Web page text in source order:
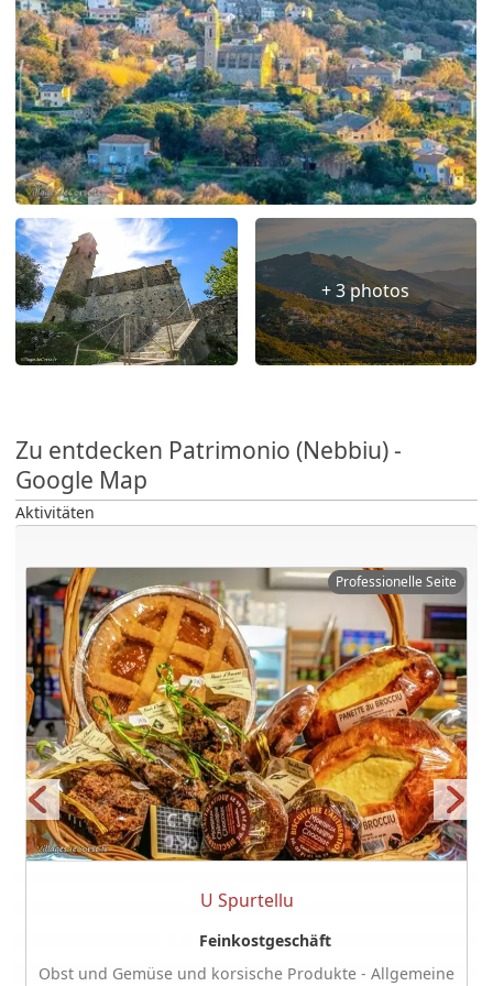
+ 3 photos
Zu entdecken Patrimonio (Nebbiu) -
Google Map
Aktivitäten
Professionelle Seite
U Spurtellu
Feinkostgeschäft
Obst und Gemüse und korsische Produkte - Allgemeine